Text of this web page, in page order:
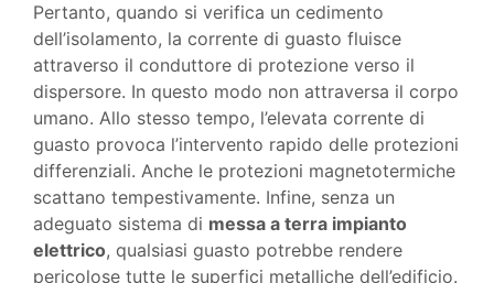
Pertanto, quando si verifica un cedimento
dell’isolamento, la corrente di guasto fluisce
attraverso il conduttore di protezione verso il
dispersore. In questo modo non attraversa il corpo
umano. Allo stesso tempo, l’elevata corrente di
guasto provoca l’intervento rapido delle protezioni
differenziali. Anche le protezioni magnetotermiche
scattano tempestivamente. Infine, senza un
adeguato sistema di messa a terra impianto
elettrico, qualsiasi guasto potrebbe rendere
pericolose tutte le superfici metalliche dell’edificio.